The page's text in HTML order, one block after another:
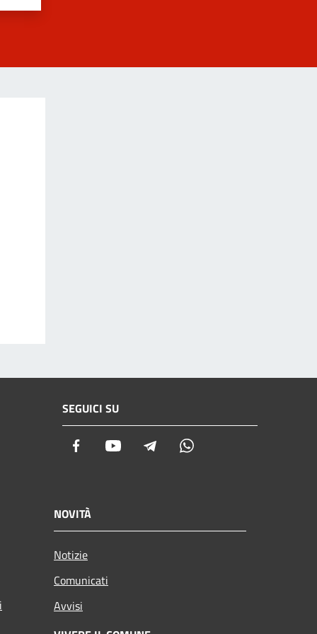
SEGUICI SU
Facebook Youtube Telegram
NOVITÀ
Notizie
Comunicati
Avvisi